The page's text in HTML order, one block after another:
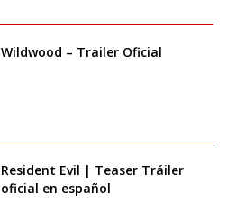
Wildwood – Trailer Oficial
Resident Evil | Teaser Tráiler
oficial en español